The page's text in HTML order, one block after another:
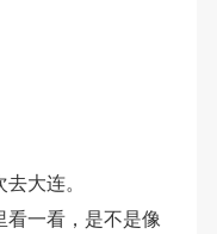
大连。
看一看，是不是像